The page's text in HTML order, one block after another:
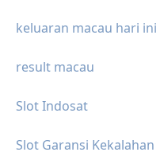
keluaran macau hari ini
result macau
Slot Indosat
Slot Garansi Kekalahan